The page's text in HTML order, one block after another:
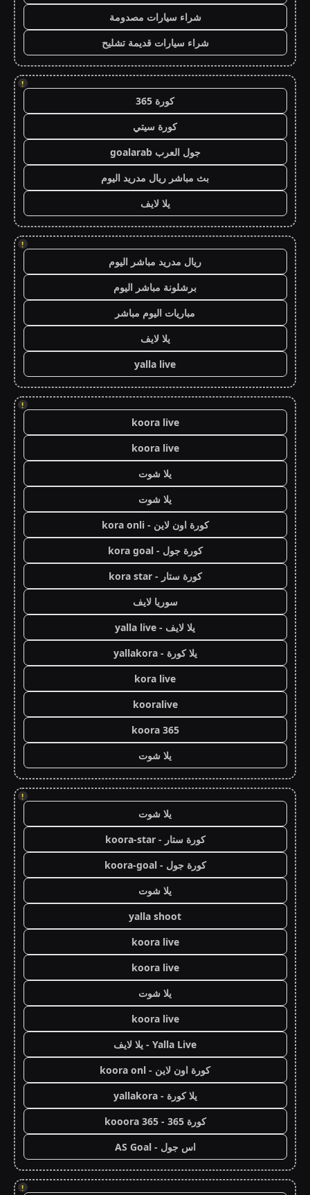
شراء سيارات مصدومة
شراء سيارات قديمة تشليح
!
كورة 365
كورة سيتي
جول العرب goalarab
بث مباشر ريال مدريد اليوم
يلا لايف
!
ريال مدريد مباشر اليوم
برشلونة مباشر اليوم
مباريات اليوم مباشر
يلا لايف
yalla live
!
koora live
koora live
يلا شوت
يلا شوت
كورة اون لاين - kora onli
كورة جول - kora goal
كورة ستار - kora star
سوريا لايف
يلا لايف - yalla live
يلا كورة - yallakora
kora live
kooralive
koora 365
يلا شوت
!
يلا شوت
كورة ستار - koora-star
كورة جول - koora-goal
يلا شوت
yalla shoot
koora live
koora live
يلا شوت
koora live
Yalla Live - يلا لايف
كورة اون لاين - koora onl
يلا كورة - yallakora
كورة 365 - kooora 365
اس جول - AS Goal
!